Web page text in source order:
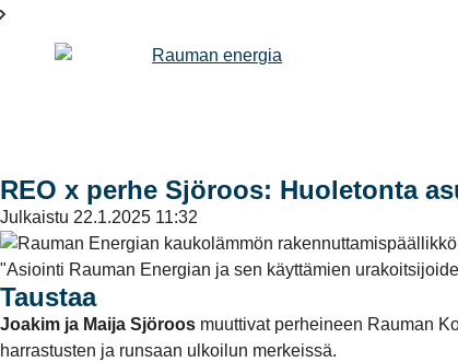
REO x perhe Sjöroos: Huoletonta
Julkaistu 22.1.2025 11:32
"Asiointi Rauman Energian ja sen käyttämien
Taustaa
Joakim ja Maija Sjöroos muuttivat perheineen Rauman
harrastusten ja runsaan ulkoilun merkeissä.